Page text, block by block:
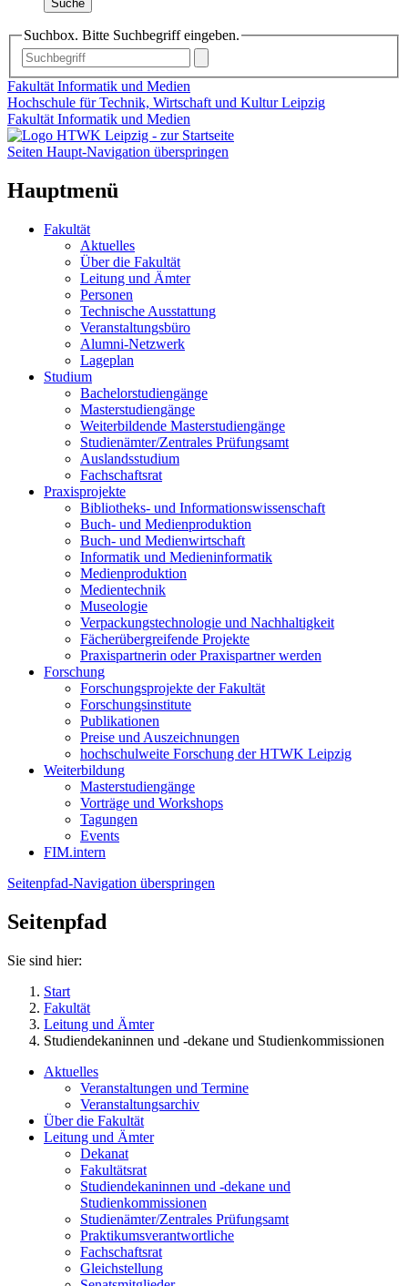
Suche
Suchbox. Bitte Suchbegriff eingeben.
Fakultät Informatik und Medien
Hochschule für Technik, Wirtschaft und Kultur Leipzig
Fakultät Informatik und Medien
Seiten Haupt-Navigation überspringen
Hauptmenü
Fakultät
Aktuelles
Über die Fakultät
Leitung und Ämter
Personen
Technische Ausstattung
Veranstaltungsbüro
Alumni-Netzwerk
Lageplan
Studium
Bachelorstudiengänge
Masterstudiengänge
Weiterbildende Masterstudiengänge
Studienämter/Zentrales Prüfungsamt
Auslandsstudium
Fachschaftsrat
Praxisprojekte
Bibliotheks- und Informationswissenschaft
Buch- und Medienproduktion
Buch- und Medienwirtschaft
Informatik und Medieninformatik
Medienproduktion
Medientechnik
Museologie
Verpackungstechnologie und Nachhaltigkeit
Fächerübergreifende Projekte
Praxispartnerin oder Praxispartner werden
Forschung
Forschungsprojekte der Fakultät
Forschungsinstitute
Publikationen
Preise und Auszeichnungen
hochschulweite Forschung der HTWK Leipzig
Weiterbildung
Masterstudiengänge
Vorträge und Workshops
Tagungen
Events
FIM.intern
Seitenpfad-Navigation überspringen
Seitenpfad
Sie sind hier:
Start
Fakultät
Leitung und Ämter
Studiendekaninnen und -dekane und Studienkommissionen
Aktuelles
Veranstaltungen und Termine
Veranstaltungsarchiv
Über die Fakultät
Leitung und Ämter
Dekanat
Fakultätsrat
Studiendekaninnen und -dekane und
Studienkommissionen
Studienämter/Zentrales Prüfungsamt
Praktikumsverantwortliche
Fachschaftsrat
Gleichstellung